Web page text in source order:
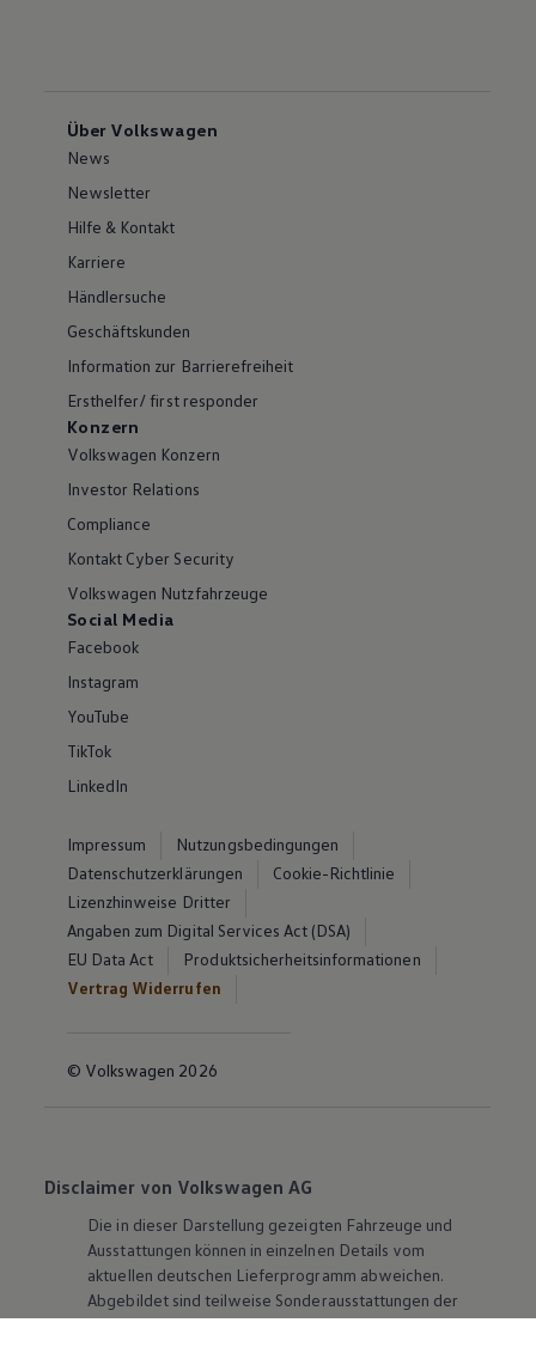
Über Volkswagen
News
Newsletter
Hilfe & Kontakt
Karriere
Händlersuche
Geschäftskunden
Information zur Barrierefreiheit
Ersthelfer/ first responder
Konzern
Volkswagen Konzern
Investor Relations
Compliance
Kontakt Cyber Security
Volkswagen Nutzfahrzeuge
Social Media
Facebook
Instagram
YouTube
TikTok
LinkedIn
Impressum
Nutzungsbedingungen
Datenschutzerklärungen
Cookie-Richtlinie
Lizenzhinweise Dritter
Angaben zum Digital Services Act (DSA)
EU Data Act
Produktsicherheitsinformationen
Vertrag Widerrufen
© Volkswagen 2026
Disclaimer von Volkswagen AG
Die in dieser Darstellung gezeigten Fahrzeuge und
Ausstattungen können in einzelnen Details vom
aktuellen deutschen Lieferprogramm abweichen.
Abgebildet sind teilweise Sonderausstattungen der
Fahrzeuge gegen Mehrpreis.